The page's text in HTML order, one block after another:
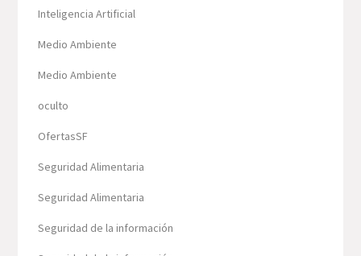
Inteligencia Artificial
Medio Ambiente
Medio Ambiente
oculto
OfertasSF
Seguridad Alimentaria
Seguridad Alimentaria
Seguridad de la información